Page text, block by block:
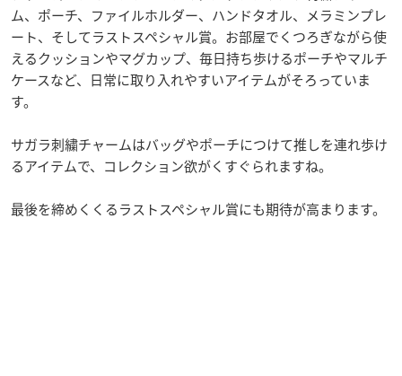
ム、ポーチ、ファイルホルダー、ハンドタオル、メラミンプレ
ート、そしてラストスペシャル賞。お部屋でくつろぎながら使
えるクッションやマグカップ、毎日持ち歩けるポーチやマルチ
ケースなど、日常に取り入れやすいアイテムがそろっていま
す。
サガラ刺繍チャームはバッグやポーチにつけて推しを連れ歩け
るアイテムで、コレクション欲がくすぐられますね。
最後を締めくくるラストスペシャル賞にも期待が高まります。